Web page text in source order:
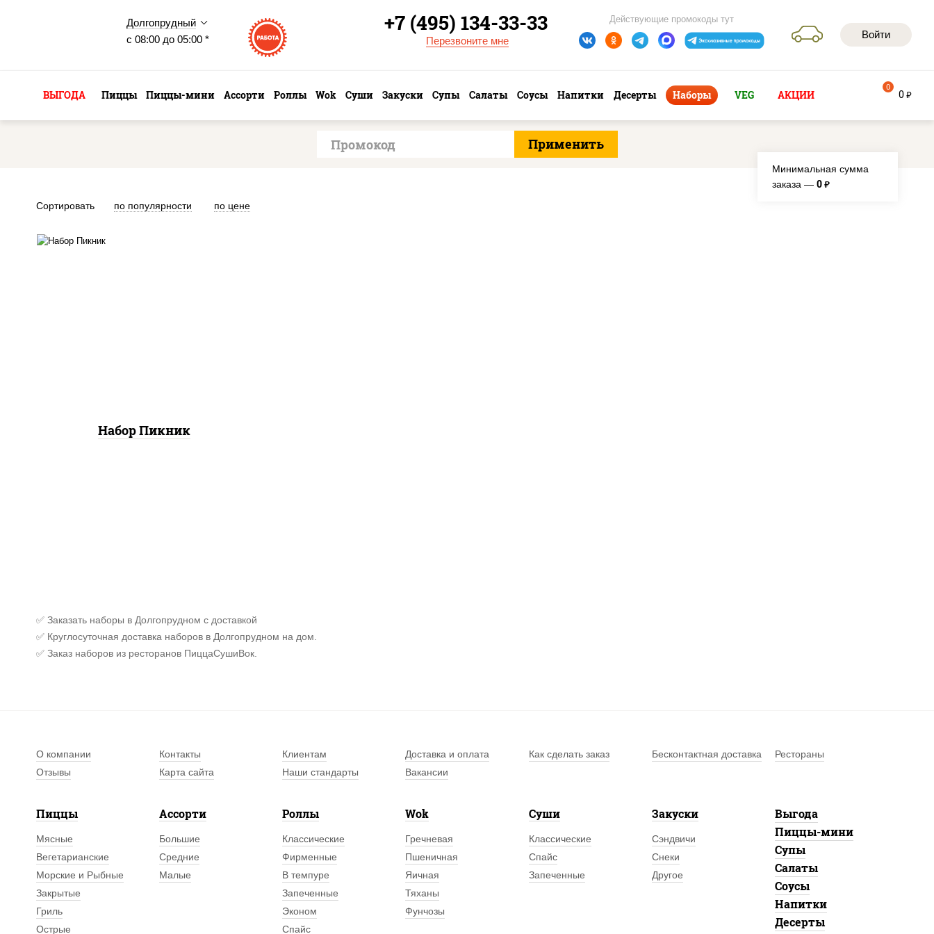
Долгопрудный
с 08:00 до 05:00 *
Войти
Действующие промокоды тут
+7 (495) 134-33-33
Перезвоните мне
ВЫГОДА Пиццы Пиццы-мини Ассорти Роллы Wok Суши Закуски Супы Салаты Соусы Напитки Десерты Наборы VEG АКЦИИ 0 руб
0
Сортировать по популярности по цене
Минимальная сумма
заказа — 0 руб.
Набор Пикник
✅ Заказать наборы в Долгопрудном с доставкой
✅ Круглосуточная доставка наборов в Долгопрудном на дом.
✅ Заказ наборов из ресторанов ПиццаСушиВок.
О компании Контакты Клиентам Доставка и оплата Как сделать заказ Бесконтактная доставка
Рестораны
Отзывы
Карта сайта Наши стандарты Вакансии
Пиццы
Мясные
Вегетарианские
Морские и Рыбные
Закрытые
Гриль
Острые
Ассорти
Большие
Средние
Малые
Роллы
Классические
Фирменные
В темпуре
Запеченные
Эконом
Спайс
Wok
Гречневая
Пшеничная
Яичная
Тяханы
Фунчозы
Суши
Классические
Спайс
Запеченные
Закуски
Сэндвичи
Снеки
Другое
Выгода
Пиццы-мини
Супы
Салаты
Соусы
Напитки
Десерты